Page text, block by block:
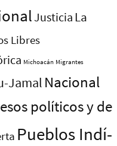
Justicia La
Libres
Michoacán Migrantes
Jamal Nacional
polí­ticos y de
Pueblos Indí­